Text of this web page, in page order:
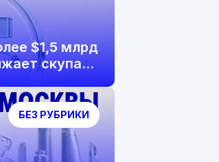
$1,5 млрд
скупать
БЕЗ РУБРИКИ